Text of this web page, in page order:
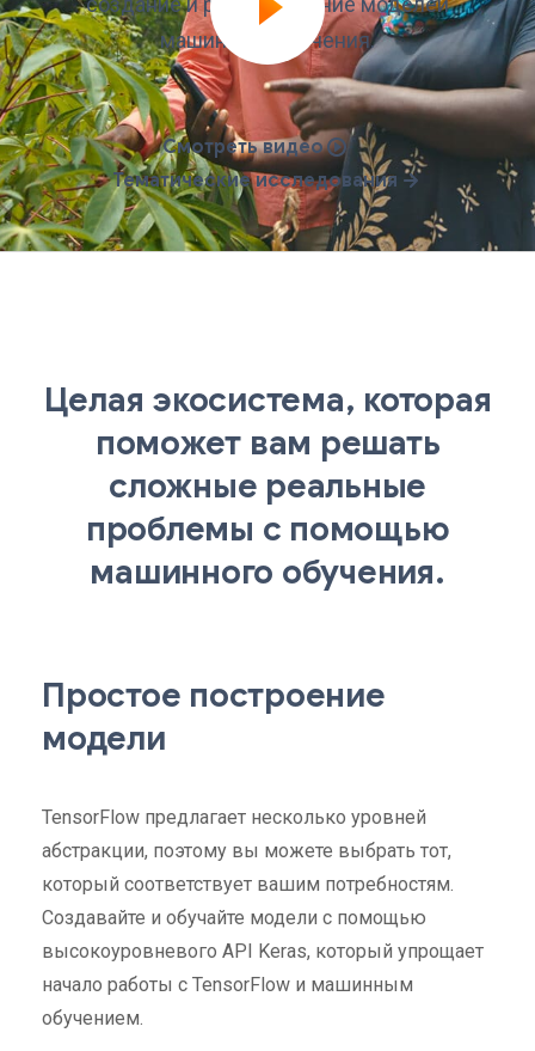
машинного обучения.
Смотреть видео
Тематические исследования
Целая экосистема, которая
поможет вам решать
сложные реальные
проблемы с помощью
машинного обучения.
Простое построение
модели
TensorFlow предлагает несколько уровней
абстракции, поэтому вы можете выбрать тот,
который соответствует вашим потребностям.
Создавайте и обучайте модели с помощью
высокоуровневого API Keras, который упрощает
начало работы с TensorFlow и машинным
обучением.